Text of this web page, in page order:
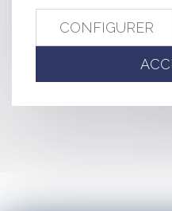
OPÉRATION " INTERNET
LE CONSEIL
ÉCOLOGIQUE:
CONFIGURER